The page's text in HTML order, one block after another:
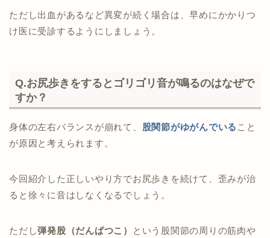
ただし出血があるなど異変が続く場合は、早めにかかりつ
け医に受診するようにしましょう。
Q.お尻歩きをするとゴリゴリ音が鳴るのはなぜで
すか？
身体の左右バランスが崩れて、 股関節がゆがんでいる こと
が原因と考えられます。
今回紹介した正しいやり方でお尻歩きを続けて、歪みが治
ると徐々に音はしなくなるでしょう。
ただし弾発股（だんぱつこ）
という股関節の周りの筋肉や